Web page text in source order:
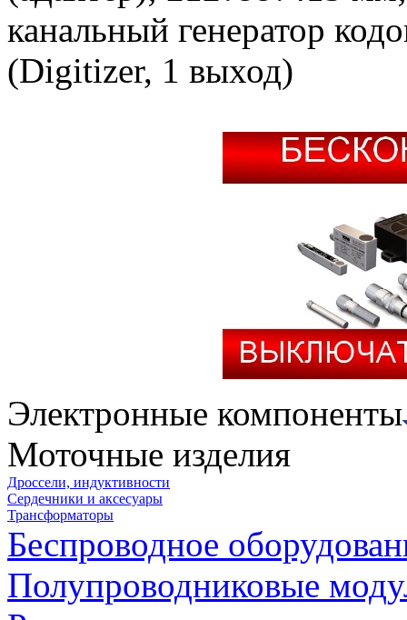
канальный генератор
(Digitizer, 1 выход)
Электронные компоненты
Моточные изделия
Дроссели, индуктивности
Сердечники и аксесуары
Трансформаторы
Беспроводное
Полупроводниковые